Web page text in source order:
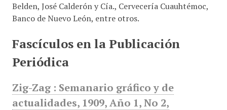
Belden, José Calderón y Cía., Cervecería Cuauhtémoc,
Banco de Nuevo León, entre otros.
Fascículos en la Publicación
Periódica
Zig-Zag : Semanario gráfico y de
actualidades, 1909, Año 1, No 2,